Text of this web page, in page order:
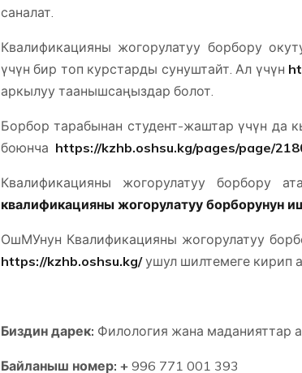
саналат.
Квалификацияны жогорулатуу борбору
үчүн бир топ курстарды сунуштайт. Ал үчүн
аркылуу таанышсаңыздар болот.
Борбор тарабынан студент-жаштар үчүн да
боюнча https://kzhb.oshsu.kg/pages/page/
Квалификацияны жогорулатуу борбору
квалификацияны жогорулатуу борборунун
ОшМУнун Квалификацияны жогорулатуу
https://kzhb.oshsu.kg/ ушул шилтемеге кирип
Биздин дарек: Филология жана маданияттар
Байланыш номер: +996 771 001 393